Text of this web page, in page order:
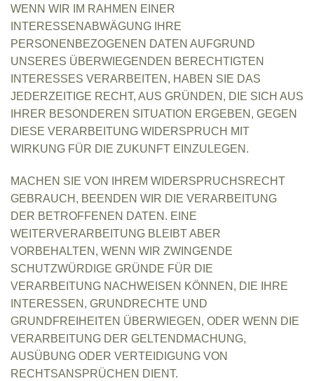
WENN WIR IM RAHMEN EINER
INTERESSENABWÄGUNG IHRE
PERSONENBEZOGENEN DATEN AUFGRUND
UNSERES ÜBERWIEGENDEN BERECHTIGTEN
INTERESSES VERARBEITEN, HABEN SIE DAS
JEDERZEITIGE RECHT, AUS GRÜNDEN, DIE SICH AUS
IHRER BESONDEREN SITUATION ERGEBEN, GEGEN
DIESE VERARBEITUNG WIDERSPRUCH MIT
WIRKUNG FÜR DIE ZUKUNFT EINZULEGEN.
MACHEN SIE VON IHREM WIDERSPRUCHSRECHT
GEBRAUCH, BEENDEN WIR DIE VERARBEITUNG
DER BETROFFENEN DATEN. EINE
WEITERVERARBEITUNG BLEIBT ABER
VORBEHALTEN, WENN WIR ZWINGENDE
SCHUTZWÜRDIGE GRÜNDE FÜR DIE
VERARBEITUNG NACHWEISEN KÖNNEN, DIE IHRE
INTERESSEN, GRUNDRECHTE UND
GRUNDFREIHEITEN ÜBERWIEGEN, ODER WENN DIE
VERARBEITUNG DER GELTENDMACHUNG,
AUSÜBUNG ODER VERTEIDIGUNG VON
RECHTSANSPRÜCHEN DIENT.